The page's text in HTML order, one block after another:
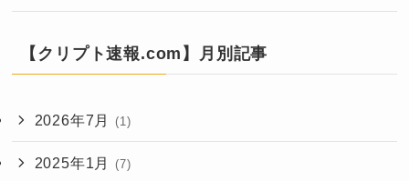
【クリプト速報.com】月別記事
2026年7月 (1)
2025年1月 (7)